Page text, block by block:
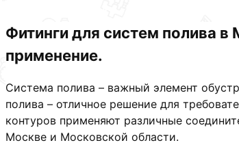
Фитинги для систем полива
применение.
Система полива – важный элемент
полива – отличное решение для
контуров применяют различные
Москве и Московской области.